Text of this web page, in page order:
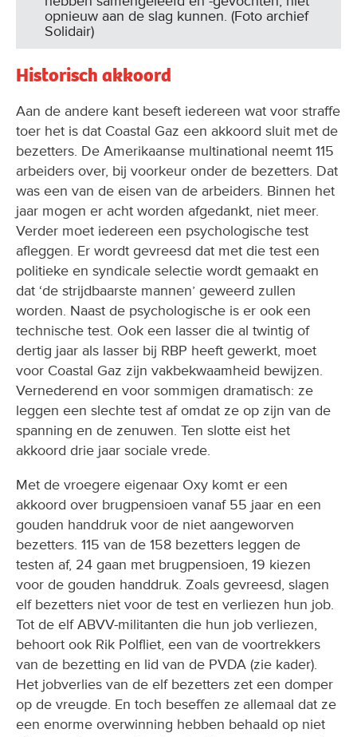
Historisch akkoord
Aan de andere kant beseft iedereen wat voor straffe
bezetters. De Amerikaanse multinational neemt 115
arbeiders over, bij voorkeur onder de bezetters. Dat
was een van de eisen van de arbeiders. Binnen het
jaar mogen er acht worden afgedankt, niet meer.
Verder moet iedereen een psychologische test
afleggen. Er wordt gevreesd dat met die test een
politieke en syndicale selectie wordt gemaakt en
dat ‘de strijdbaarste mannen’ geweerd zullen
worden. Naast de psychologische is er ook een
technische test. Ook een lasser die al twintig of
dertig jaar als lasser bij RBP heeft gewerkt, moet
voor Coastal Gaz zijn vakbekwaamheid bewijzen.
Vernederend en voor sommigen dramatisch: ze
leggen een slechte test af omdat ze op zijn van de
spanning en de zenuwen. Ten slotte eist het
akkoord drie jaar sociale vrede.
Met de vroegere eigenaar Oxy komt er een
gouden handdruk voor de niet aangeworven
bezetters. 115 van de 158 bezetters leggen de
testen af, 24 gaan met brugpensioen, 19 kiezen
voor de gouden handdruk. Zoals gevreesd, slagen
elf bezetters niet voor de test en verliezen hun job.
Tot de elf ABVV-militanten die hun job verliezen,
behoort ook Rik Polfliet, een van de voortrekkers
van de bezetting en lid van de PVDA (zie kader).
Het jobverlies van de elf bezetters zet een domper
op de vreugde. En toch beseffen ze allemaal dat ze
een enorme overwinning hebben behaald op niet
één maar twee multinationals. Een overwinning die